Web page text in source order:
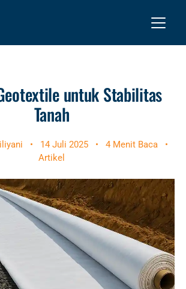
untuk Stabilitas
Tanah
• 14 Juli 2025 • 4 Menit Baca
•
Artikel